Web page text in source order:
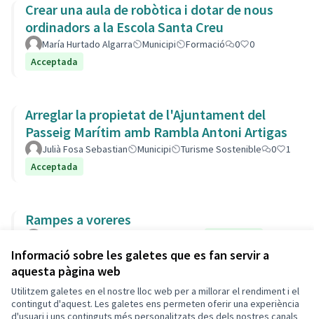
Informació sobre les galetes que es fan servir a
aquesta pàgina web
Utilitzem galetes en el nostre lloc web per a millorar el rendiment i el
contingut d'aquest. Les galetes ens permeten oferir una experiència
d'usuari i uns continguts més personalitzats des dels nostres canals
Crear una aula de robòtica i dotar de nous
ordinadors a la Escola Santa Creu
María Hurtado Algarra Municipi Formació 0
0
Acceptada
Arreglar la propietat de l'Ajuntament del
Passeig Marítim amb Rambla Antoni Artigas
Julià Fosa Sebastian Municipi Turisme Sostenible 0
1
Acceptada
Rampes a voreres
Termes i condicions d'ús
Configuració de les galetes